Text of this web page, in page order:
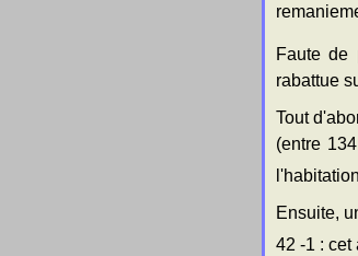
Faute de
rabattue
Tout
(entre
l'habitation
Ensuite,
42 -1 : cet